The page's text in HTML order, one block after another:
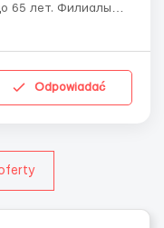
65 лет. Филиалы
Ирландии, как
Odpowiadać